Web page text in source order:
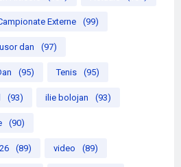
Externe (99)
dan (97)
(95) Tenis (95)
(93) ilie bolojan (93)
(90)
(89) video (89)